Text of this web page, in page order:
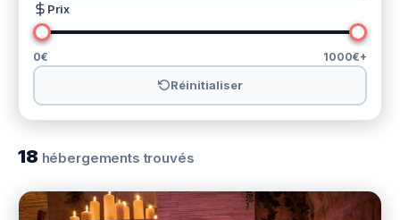
Prix
0€ 1000€+
Réinitialiser
18 hébergements trouvés